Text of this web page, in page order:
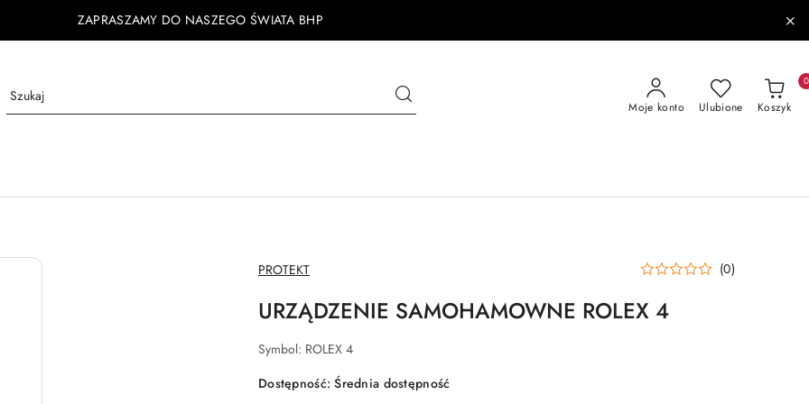
ZAPRASZAMY DO NASZEGO ŚWIATA BHP
Moje konto Ulubione Koszyk
0
NAZWA
PRODUCENTA:
PROTEKT (0)
URZĄDZENIE SAMOHAMOWNE ROLEX 4
Symbol: ROLEX 4
Dostępność:Średnia dostępność